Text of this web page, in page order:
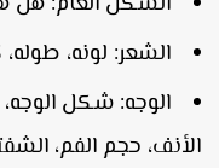
الشعر:لونه، طوله،
الوجه:شكل الوجه،
حجم الفم،